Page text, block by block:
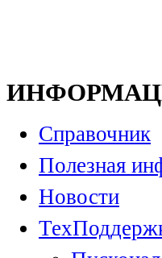
Справочник
Полезная
Новости